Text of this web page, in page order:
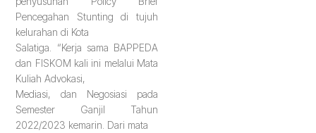
Pencegahan Stunting di tujuh
kelurahan di Kota
Salatiga. “Kerja sama BAPPEDA
dan FISKOM kali ini melalui Mata
Kuliah Advokasi,
Mediasi, dan Negosiasi pada
Semester Ganjil Tahun
2022/2023 kemarin. Dari mata